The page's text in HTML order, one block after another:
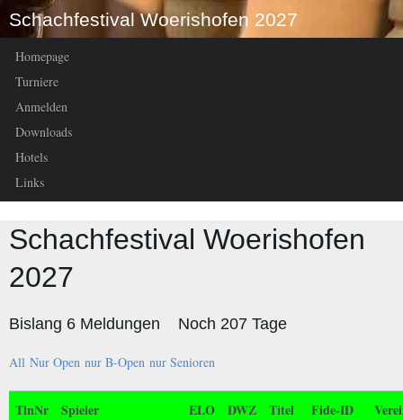
Schachfestival Woerishofen 2027
Homepage
Turniere
Anmelden
Downloads
Hotels
Links
Schachfestival Woerishofen
2027
Bislang 6 Meldungen Noch 207 Tage
All Nur Open nur B-Open nur Senioren
TlnNr Spieler ELO DWZ Titel Fide-ID